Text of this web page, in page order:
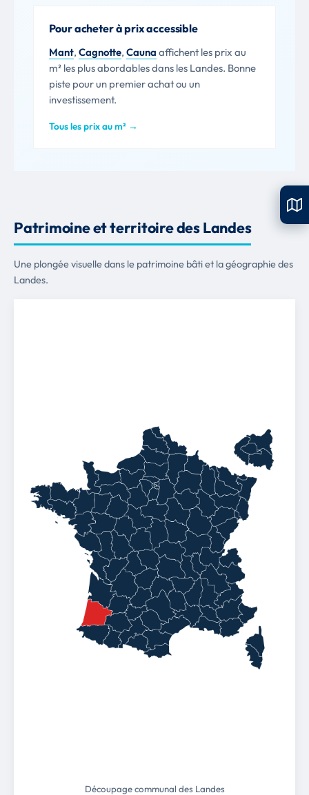
Pour acheter à prix accessible
Mant, Cagnotte, Cauna affichent les prix au
m² les plus abordables dans les Landes. Bonne
piste pour un premier achat ou un
investissement.
Tous les prix au m² →
Patrimoine et territoire des Landes
Une plongée visuelle dans le patrimoine bâti et la géographie des
Landes.
Découpage communal des Landes